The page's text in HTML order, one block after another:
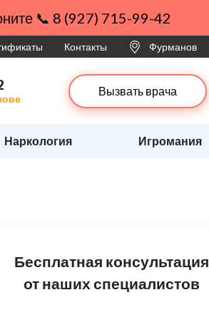
📞 8 (927) 715-99-42
Контакты Фурманов
Вызвать врача
Наркология Игромания
Бесплатная консультация
от наших специалистов